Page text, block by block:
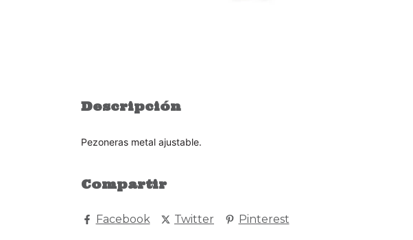
Descripción
Pezoneras metal ajustable.
Compartir
Facebook Twitter Pinterest